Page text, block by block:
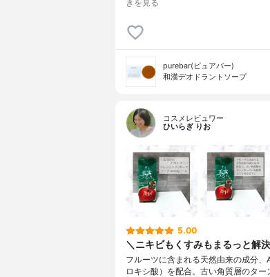
きを見る
purebar(ピュアバー)
和漢デオドラントソープ
コスメレビュワー
ひいらぎ りお
5.00
＼ニキビもくすみもまるっと解
フルーツに含まれる天然由来の成分、
ロキシ酸）を配合。古い角質層のター